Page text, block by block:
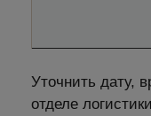
Уточнить дату,
отделе